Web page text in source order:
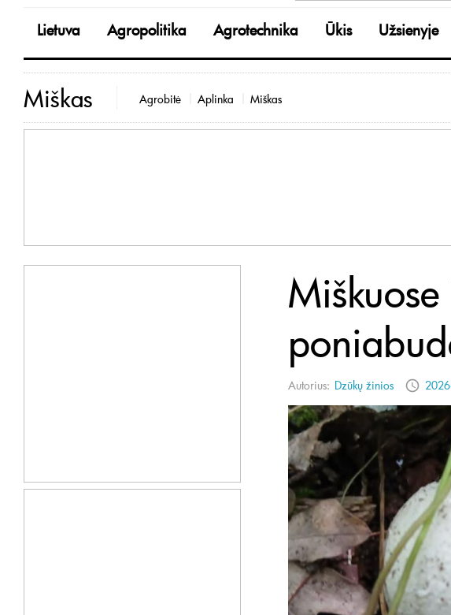
Lietuva Agropolitika Agrotechnika Ūkis Užsienyje
Miškas Agrobitė Aplinka Miškas
Autorius: Dzūkų žinios